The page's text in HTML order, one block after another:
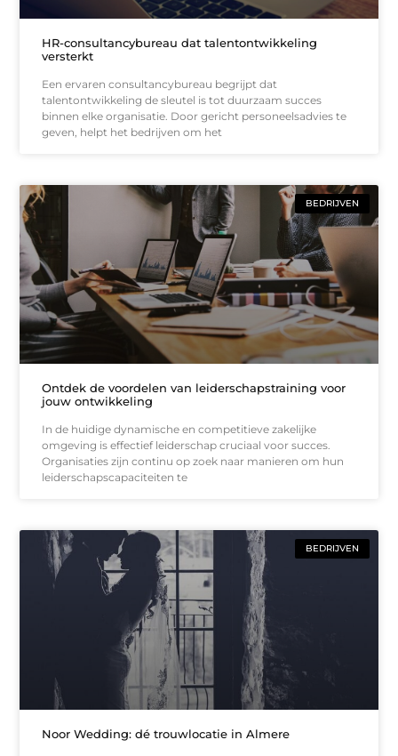
HR-consultancybureau dat talentontwikkeling
versterkt
Een ervaren consultancybureau begrijpt dat
talentontwikkeling de sleutel is tot duurzaam succes
binnen elke organisatie. Door gericht personeelsadvies te
geven, helpt het bedrijven om het
BEDRIJVEN
Ontdek de voordelen van leiderschapstraining voor
jouw ontwikkeling
In de huidige dynamische en competitieve zakelijke
omgeving is effectief leiderschap cruciaal voor succes.
Organisaties zijn continu op zoek naar manieren om hun
leiderschapscapaciteiten te
BEDRIJVEN
Noor Wedding: dé trouwlocatie in Almere